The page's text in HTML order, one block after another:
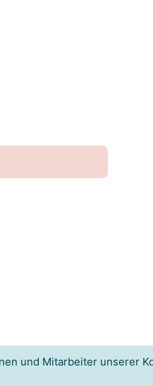
und Mitarbeiter unserer